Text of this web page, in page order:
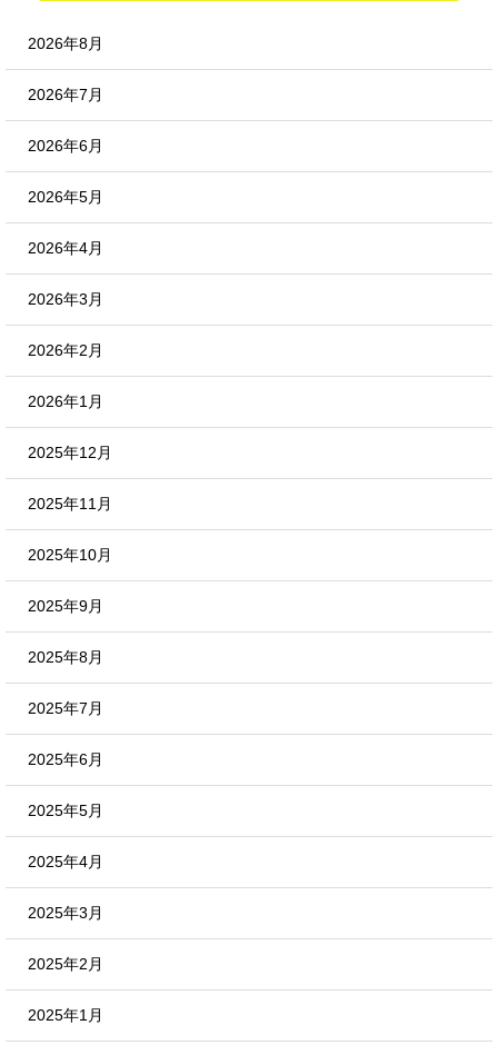
2026年8月
2026年7月
2026年6月
2026年5月
2026年4月
2026年3月
2026年2月
2026年1月
2025年12月
2025年11月
2025年10月
2025年9月
2025年8月
2025年7月
2025年6月
2025年5月
2025年4月
2025年3月
2025年2月
2025年1月